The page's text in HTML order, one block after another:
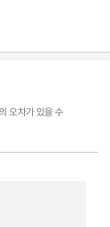
오차가 있을 수